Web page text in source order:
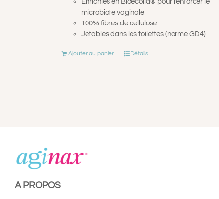
Enrichies en Bioécolia® pour renforcer le
microbiote vaginale
100% fibres de cellulose
Jetables dans les toilettes (norme GD4)
Ajouter au panier Détails
A PROPOS